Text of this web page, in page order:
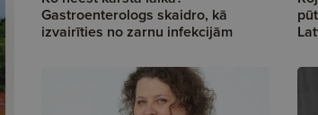
Gastroenterologs skaidro, kā
izvairīties no zarnu infekcijām